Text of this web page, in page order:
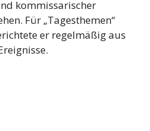
kommissarischer
Für „Tagesthemen“
er regelmäßig aus